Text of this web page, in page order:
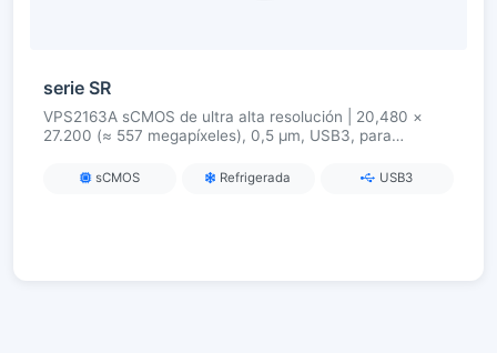
serie SR
VPS2163A sCMOS de ultra alta resolución | 20,480 ×
27.200 (≈ 557 megapíxeles), 0,5 µm, USB3, para
precisiónsCMOS Refrigerada USB3